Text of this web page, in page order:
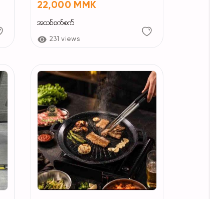
22,000 MMK
အသစ်စက်စက်
231 views